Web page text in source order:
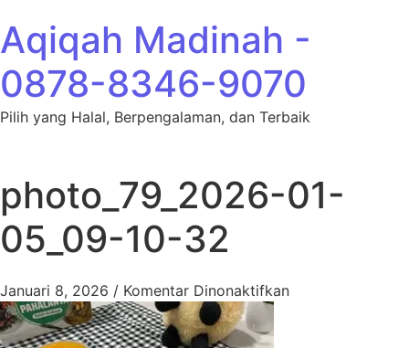
Aqiqah Madinah -
0878-8346-9070
Pilih yang Halal, Berpengalaman, dan Terbaik
photo_79_2026-01-
05_09-10-32
Januari 8, 2026 / Komentar Dinonaktifkanpada